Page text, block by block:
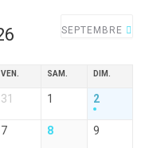
SEPTEMBRE
VEN. SAM. DIM.
31 1 2
7 8 9